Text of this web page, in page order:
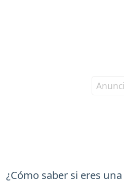
¿Cómo saber si eres